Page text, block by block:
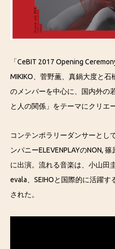
「CeBIT 2017 Opening
MIKIKO、菅野薫、真鍋大度と石
のメンバーを中心に、国内外の
と人の関係」をテーマにクリエ
コンテンポラリーダンサーとし
ンパニーELEVENPLAYのNON,
に出演。流れる音楽は、小山田
evala、SEIHOと国際的に活躍
された。